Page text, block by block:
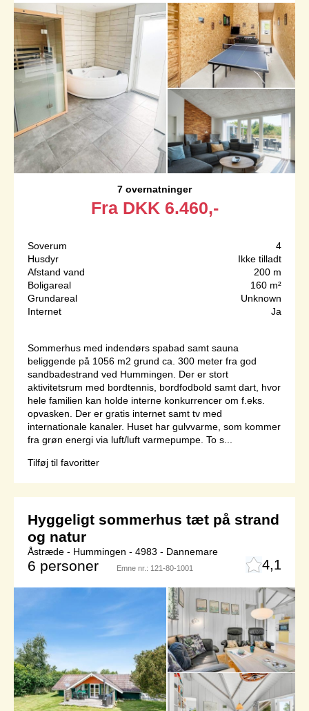
7 overnatninger
Fra DKK 6.460,-
Soverum
4
Husdyr
Ikke tilladt
Afstand vand
200 m
Boligareal
160 m²
Grundareal
Unknown
Internet
Ja
Sommerhus med indendørs spabad samt sauna
beliggende på 1056 m2 grund ca. 300 meter fra god
sandbadestrand ved Hummingen. Der er stort
aktivitetsrum med bordtennis, bordfodbold samt dart, hvor
hele familien kan holde interne konkurrencer om f.eks.
opvasken. Der er gratis internet samt tv med
internationale kanaler. Huset har gulvvarme, som kommer
fra grøn energi via luft/luft varmepumpe. To s...
Tilføj til favoritter
Hyggeligt sommerhus tæt på strand
og natur
Åstræde - Hummingen - 4983 - Dannemare
6 personer Emne nr.: 121-80-1001 4,1